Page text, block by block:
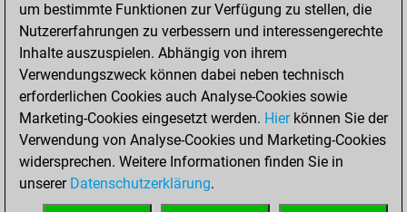
You created
your Fritz account
Fritz
Freitag,
Dezember 13, 2019
You played 4
bullet games
Play
You scored +2
um bestimmte Funktionen zur Verfügung zu stellen, die
Nutzererfahrungen zu verbessern und interessengerechte
Inhalte auszuspielen. Abhängig von ihrem
Verwendungszweck können dabei neben technisch
erforderlichen Cookies auch Analyse-Cookies sowie
Marketing-Cookies eingesetzt werden. Hierkönnen Sie der
Verwendung von Analyse-Cookies und Marketing-Cookies
widersprechen. Weitere Informationen finden Sie in
unserer Datenschutzerklärung.